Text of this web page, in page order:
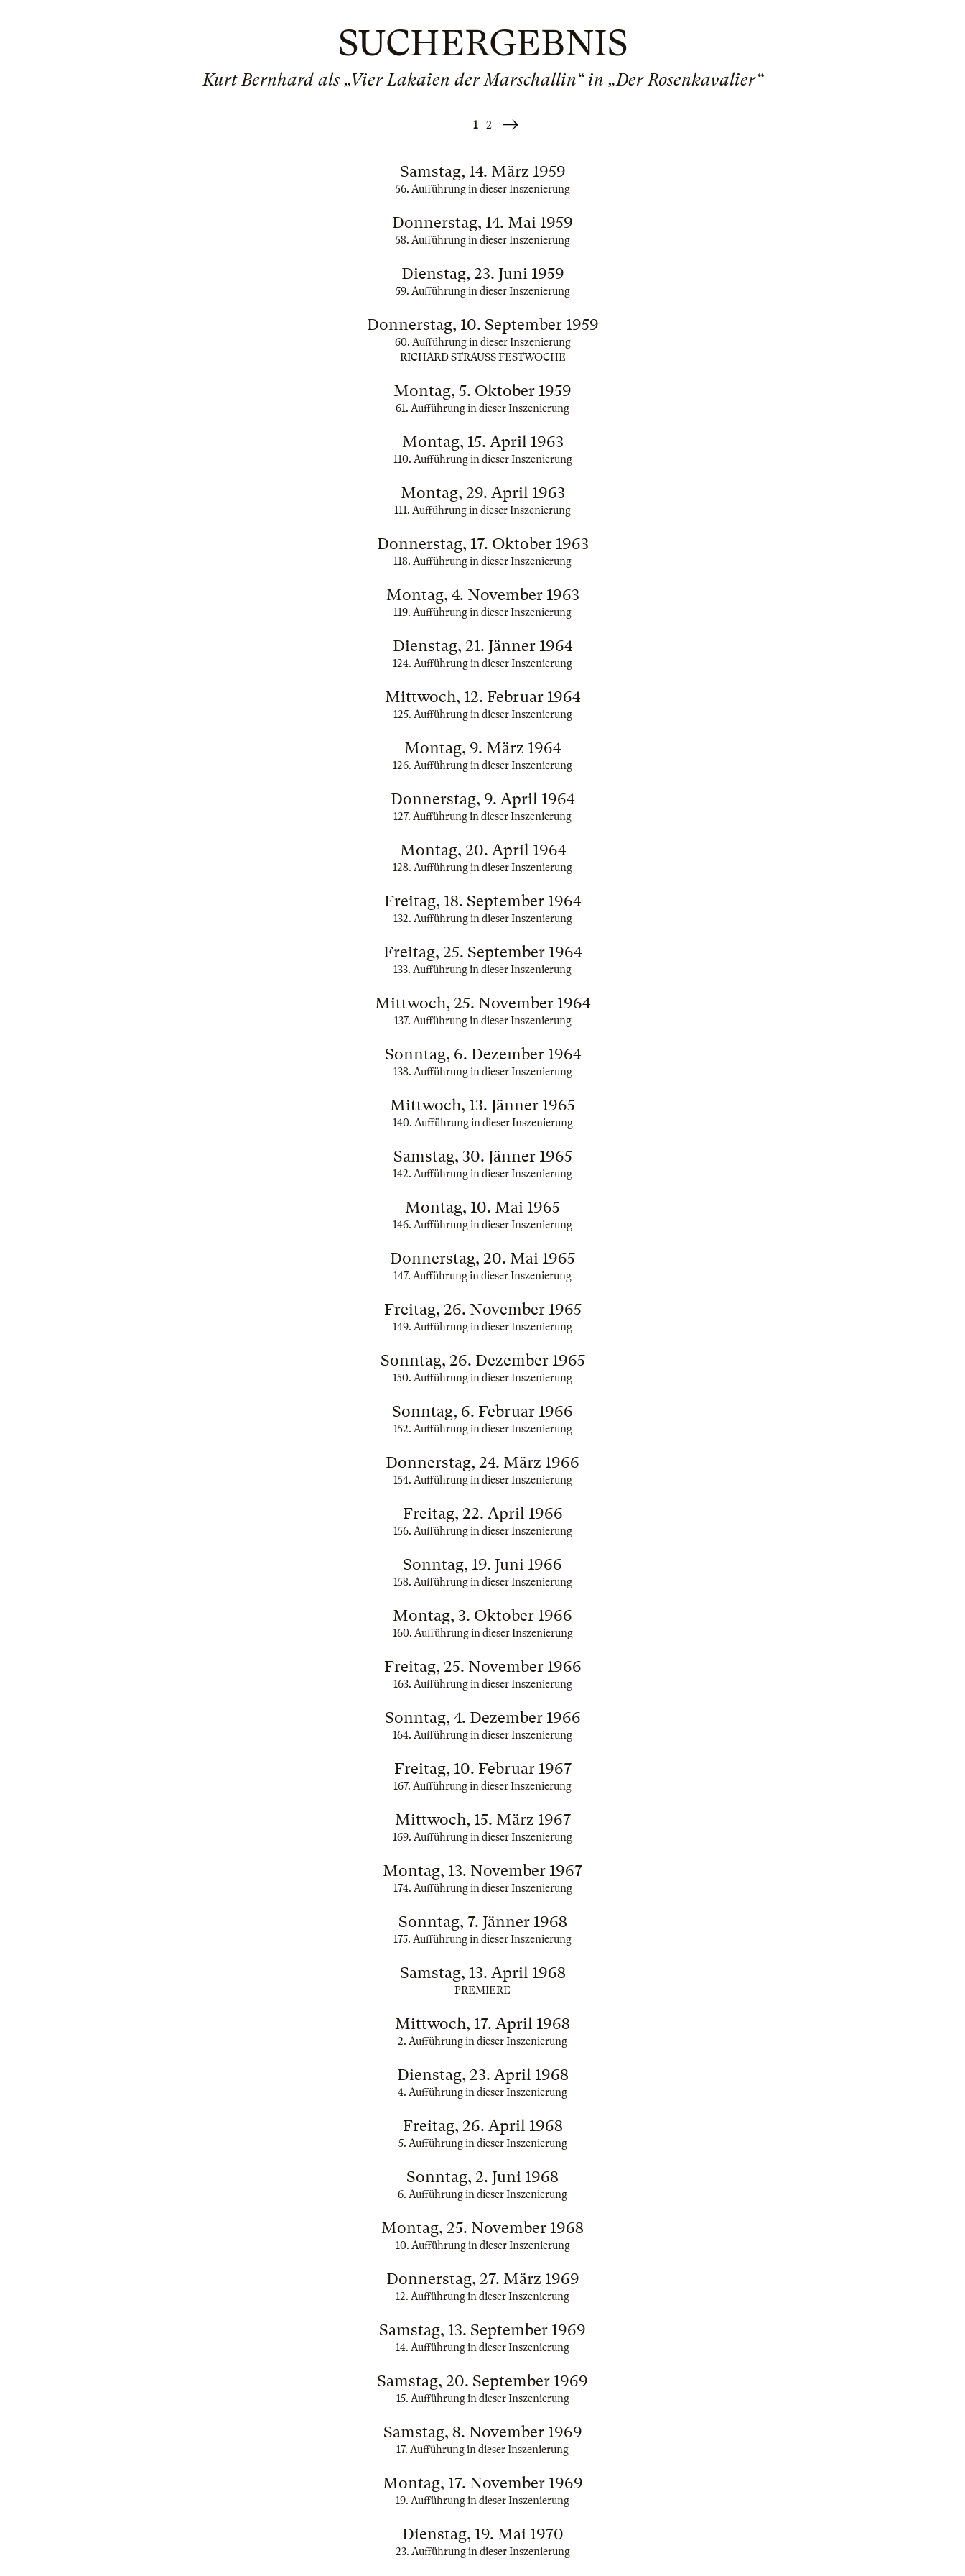
SUCHERGEBNIS
Kurt Bernhard als „Vier Lakaien der Marschallin“ in „Der Rosenkavalier“
1 2
Weiter
Samstag, 14. März 1959
56. Aufführung in dieser Inszenierung
Donnerstag, 14. Mai 1959
58. Aufführung in dieser Inszenierung
Dienstag, 23. Juni 1959
59. Aufführung in dieser Inszenierung
Donnerstag, 10. September 1959
60. Aufführung in dieser Inszenierung
RICHARD STRAUSS FESTWOCHE
Montag, 5. Oktober 1959
61. Aufführung in dieser Inszenierung
Montag, 15. April 1963
110. Aufführung in dieser Inszenierung
Montag, 29. April 1963
111. Aufführung in dieser Inszenierung
Donnerstag, 17. Oktober 1963
118. Aufführung in dieser Inszenierung
Montag, 4. November 1963
119. Aufführung in dieser Inszenierung
Dienstag, 21. Jänner 1964
124. Aufführung in dieser Inszenierung
Mittwoch, 12. Februar 1964
125. Aufführung in dieser Inszenierung
Montag, 9. März 1964
126. Aufführung in dieser Inszenierung
Donnerstag, 9. April 1964
127. Aufführung in dieser Inszenierung
Montag, 20. April 1964
128. Aufführung in dieser Inszenierung
Freitag, 18. September 1964
132. Aufführung in dieser Inszenierung
Freitag, 25. September 1964
133. Aufführung in dieser Inszenierung
Mittwoch, 25. November 1964
137. Aufführung in dieser Inszenierung
Sonntag, 6. Dezember 1964
138. Aufführung in dieser Inszenierung
Mittwoch, 13. Jänner 1965
140. Aufführung in dieser Inszenierung
Samstag, 30. Jänner 1965
142. Aufführung in dieser Inszenierung
Montag, 10. Mai 1965
146. Aufführung in dieser Inszenierung
Donnerstag, 20. Mai 1965
147. Aufführung in dieser Inszenierung
Freitag, 26. November 1965
149. Aufführung in dieser Inszenierung
Sonntag, 26. Dezember 1965
150. Aufführung in dieser Inszenierung
Sonntag, 6. Februar 1966
152. Aufführung in dieser Inszenierung
Donnerstag, 24. März 1966
154. Aufführung in dieser Inszenierung
Freitag, 22. April 1966
156. Aufführung in dieser Inszenierung
Sonntag, 19. Juni 1966
158. Aufführung in dieser Inszenierung
Montag, 3. Oktober 1966
160. Aufführung in dieser Inszenierung
Freitag, 25. November 1966
163. Aufführung in dieser Inszenierung
Sonntag, 4. Dezember 1966
164. Aufführung in dieser Inszenierung
Freitag, 10. Februar 1967
167. Aufführung in dieser Inszenierung
Mittwoch, 15. März 1967
169. Aufführung in dieser Inszenierung
Montag, 13. November 1967
174. Aufführung in dieser Inszenierung
Sonntag, 7. Jänner 1968
175. Aufführung in dieser Inszenierung
Samstag, 13. April 1968
PREMIERE
Mittwoch, 17. April 1968
2. Aufführung in dieser Inszenierung
Dienstag, 23. April 1968
4. Aufführung in dieser Inszenierung
Freitag, 26. April 1968
5. Aufführung in dieser Inszenierung
Sonntag, 2. Juni 1968
6. Aufführung in dieser Inszenierung
Montag, 25. November 1968
10. Aufführung in dieser Inszenierung
Donnerstag, 27. März 1969
12. Aufführung in dieser Inszenierung
Samstag, 13. September 1969
14. Aufführung in dieser Inszenierung
Samstag, 20. September 1969
15. Aufführung in dieser Inszenierung
Samstag, 8. November 1969
17. Aufführung in dieser Inszenierung
Montag, 17. November 1969
19. Aufführung in dieser Inszenierung
Dienstag, 19. Mai 1970
23. Aufführung in dieser Inszenierung